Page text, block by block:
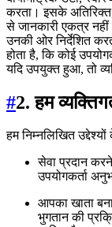
करता। इसके
से जानकारी एकत्र नहीं
उनकी ओर निर्देशित
होता है, कि कोई
यदि उपयुक्त हुआ, तो
#2. हम
हम निम्नलिखित
सेवा प्रदान
उपयोगकर्ता
आपका खाता
भुगतान की